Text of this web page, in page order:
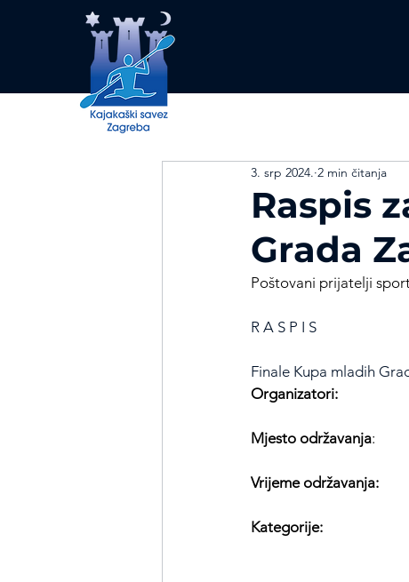
Raspis
Grada
3. srp 2024. 2 min čitanja
Poštovani prijatelji
R A S P I S
Finale Kupa mladih
Mjesto održavanja:
Vrijeme održavanja:
Kategorije: K – 1
C – 1 M/Ž,